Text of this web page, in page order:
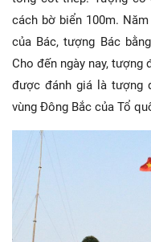
cách bờ biển 100m.
của Bác, tượng Bác
Cho đến ngày nay, tượng
được đánh giá là tượng
vùng Đông Bắc của Tổ